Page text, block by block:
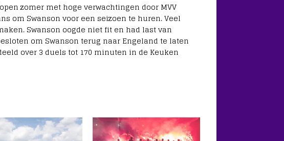
zomer met hoge verwachtingen door MVV
om Swanson voor een seizoen te huren. Veel
Swanson oogde niet fit en had last van
om Swanson terug naar Engeland te laten
over 3 duels tot 170 minuten in de Keuken